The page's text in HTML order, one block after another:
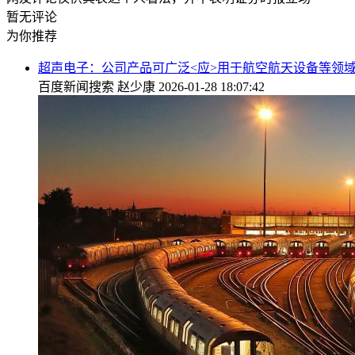
暂无评论
为你推荐
超声电子：公司产品可广泛<应>用于航空航天设备等领
百度新闻搜索 赵少康 2026-01-28 18:07:42